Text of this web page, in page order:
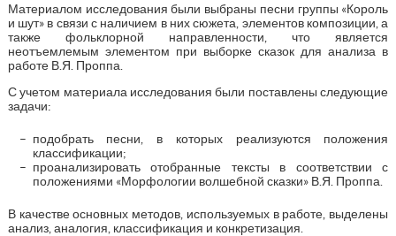
Материалом исследования были выбраны песни группы «Король
и шут» в связи с наличием в них сюжета, элементов композиции, а
также фольклорной направленности, что является
неотъемлемым элементом при выборке сказок для анализа в
работе В.Я. Проппа.
С учетом материала исследования были поставлены следующие
задачи:
подобрать песни, в которых реализуются положения
классификации;
проанализировать отобранные тексты в соответствии с
положениями «Морфологии волшебной сказки» В.Я. Проппа.
В качестве основных методов, используемых в работе, выделены
анализ, аналогия, классификация и конкретизация.